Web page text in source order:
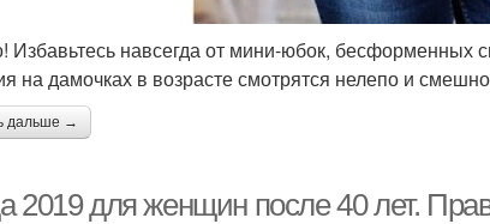
Избавьтесь навсегда от мини-юбок, бесформенных
на дамочках в возрасте смотрятся нелепо и
дальше →
2019 для женщин после 40 лет.